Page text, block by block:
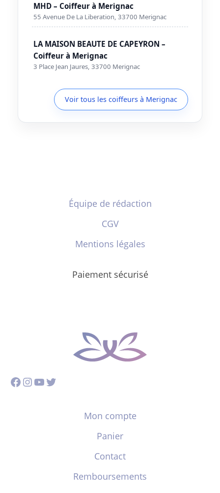
MHD – Coiffeur à Merignac
55 Avenue De La Liberation, 33700 Merignac
LA MAISON BEAUTE DE CAPEYRON –
Coiffeur à Merignac
3 Place Jean Jaures, 33700 Merignac
Voir tous les coiffeurs à Merignac
Équipe de rédaction
CGV
Mentions légales
Paiement sécurisé
Facebook
Instagram
YouTube
Twitter
Mon compte
Panier
Contact
Remboursements